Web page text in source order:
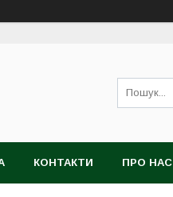
КОНТАКТИ ПРО НАС